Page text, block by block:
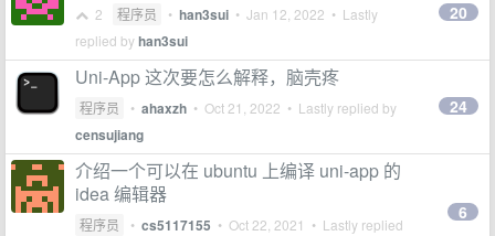
2 程序员 • han3sui • Jan 12, 2022 • Lastly
replied byhan3sui
20
Uni-App 这次要怎么解释，脑壳疼
程序员 • ahaxzh • Oct 21, 2022 • Lastly replied by
censujiang
24
介绍一个可以在 ubuntu 上编译 uni-app 的
idea 编辑器
程序员 • cs5117155 • Oct 22, 2021 • Lastly replied
6